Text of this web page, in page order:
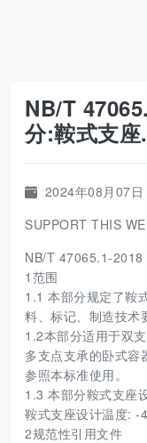
NB/T
分:鞍式支
2024年08月07日
SUPPORT THIS
NB/T 47065.1-2018
1范围
1.1 本部分规定了鞍
料、标记、制造技术
1.2本部分适用于双
多支点支承的卧式容
参照本标准使用。
1.3 本部分鞍式支座
鞍式支座设计温度: -
2规范性引用文件